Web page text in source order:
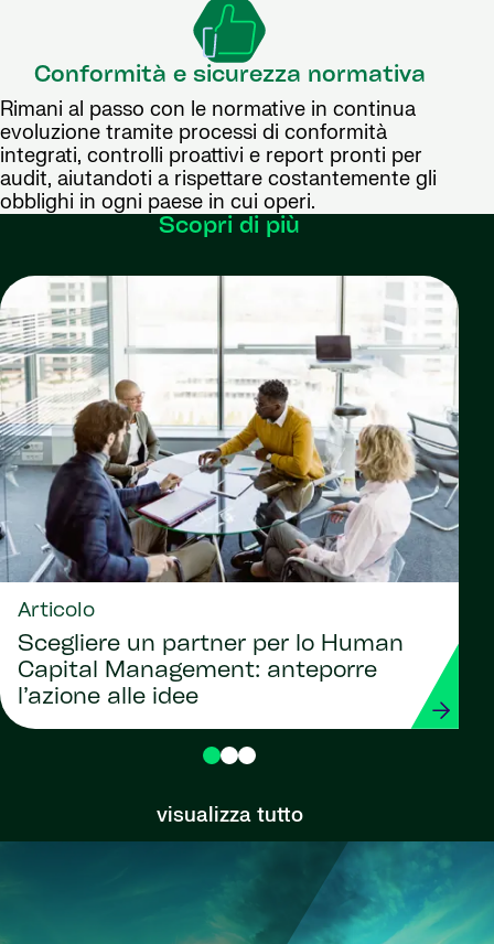
Conformità e sicurezza normativa
Rimani al passo con le normative in continua
evoluzione tramite processi di conformità
integrati, controlli proattivi e report pronti per
audit, aiutandoti a rispettare costantemente gli
obblighi in ogni paese in cui operi.
Scopri di più
Articolo
Scegliere un partner per lo Human
Capital Management: anteporre
l’azione alle idee
visualizza tutto